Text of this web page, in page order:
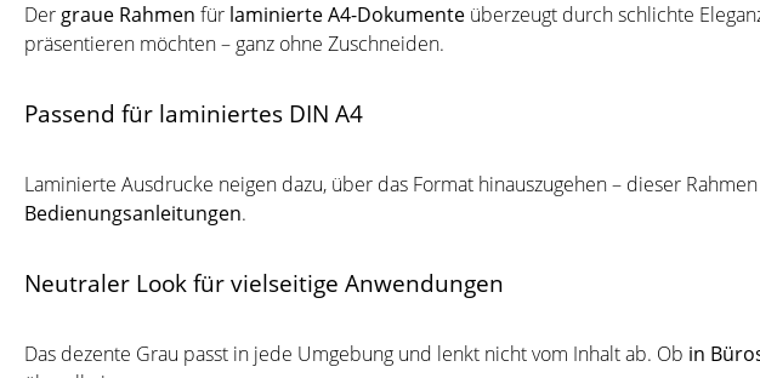
Der graue Rahmen für laminierte A4-Dokumente überzeugt durch schlichte
präsentieren möchten – ganz ohne Zuschneiden.
Passend für laminiertes DIN A4
Laminierte Ausdrucke neigen dazu, über das Format hinauszugehen – dieser
Bedienungsanleitungen.
Neutraler Look für vielseitige Anwendungen
Das dezente Grau passt in jede Umgebung und lenkt nicht vom Inhalt ab. Ob in